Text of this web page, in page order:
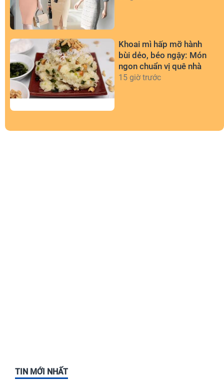
Khoai mì hấp mỡ hành
bùi dẻo, béo ngậy: Món
ngon chuẩn vị quê nhà
15 giờ trước
TIN MỚI NHẤT